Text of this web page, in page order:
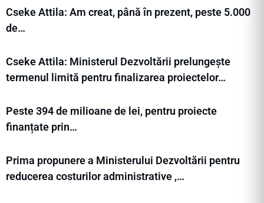
Cseke Attila: Am creat, până în prezent, peste 5.000
de…
Cseke Attila: Ministerul Dezvoltării prelungește
termenul limită pentru finalizarea proiectelor…
Peste 394 de milioane de lei, pentru proiecte
finanțate prin…
Prima propunere a Ministerului Dezvoltării pentru
reducerea costurilor administrative ,…